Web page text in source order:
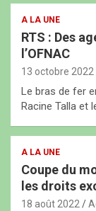
A LA UNE
RTS : Des
l’OFNAC
13 octobre 2022
Le bras de fer
Racine Talla et
A LA UNE
Coupe du
les droits
18 août 2022